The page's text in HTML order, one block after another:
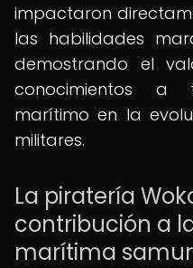
impactaron
las habilidades
demostrando el
conocimientos a
marítimo en la
militares.
La piratería
contribución a
marítima